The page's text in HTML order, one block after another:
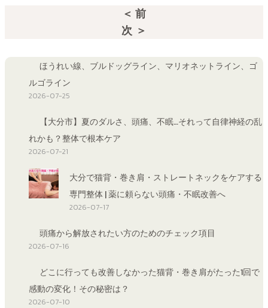
＜ 前
次 ＞
ほうれい線、ブルドッグライン、マリオネットライン、ゴ
ルゴライン
2026-07-25
【大分市】夏のダルさ、頭痛、不眠…それって自律神経の乱
れかも？整体で根本ケア
2026-07-21
大分で猫背・巻き肩・ストレートネックをケアする
専門整体 | 薬に頼らない頭痛・不眠改善へ
2026-07-17
頭痛から解放されたい方のためのチェック項目
2026-07-16
どこに行っても改善しなかった猫背・巻き肩がたった1回で
感動の変化！その秘密は？
2026-07-10